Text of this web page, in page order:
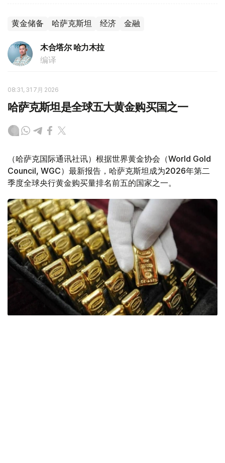
黄金储备 哈萨克斯坦 经济 金融
木合塔尔 哈力木拉
编译
08:31, 31 7月 2026
哈萨克斯坦是全球五大黄金购买国之一
（哈萨克国际通讯社讯）根据世界黄金协会（World Gold
Council, WGC）最新报告，哈萨克斯坦成为2026年第二
季度全球央行黄金购买量排名前五的国家之一。